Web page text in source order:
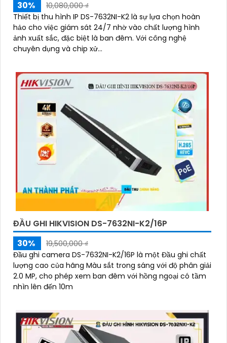
30%
10,080,000 ₫
Thiết bị thu hình IP DS-7632NI-K2 là sự lựa chọn hoàn
hảo cho việc giám sát 24/7 nhờ vào chất lượng hình
ảnh xuất sắc, đặc biệt là ban đêm. Với công nghệ
chuyên dụng và chip xử...
ĐẦU GHI HIKVISION DS-7632NI-K2/16P
30%
19,500,000 ₫
Đầu ghi camera DS-7632NI-K2/16P là một Đầu ghi chất
lượng cao của hãng Màu sắt trong sáng với độ phân giải
2.0 MP, cho phép xem ban đêm với hồng ngoại có tầm
nhìn lên đến 10m